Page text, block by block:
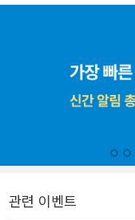
관련 이벤트